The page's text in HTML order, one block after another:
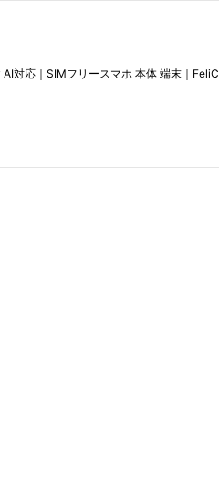
対応｜SIMフリースマホ 本体 端末｜FeliC